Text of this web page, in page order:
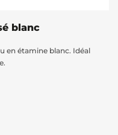
blanc
en étamine blanc. Idéal